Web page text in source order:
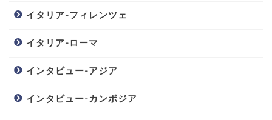
イタリア-フィレンツェ
イタリア-ローマ
インタビュー-アジア
インタビュー-カンボジア